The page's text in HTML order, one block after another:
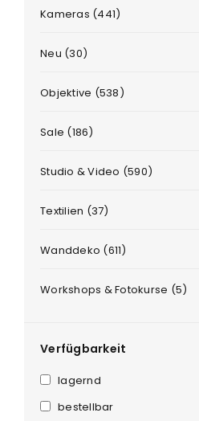
Kameras (441)
Neu (30)
Objektive (538)
Sale (186)
Studio & Video (590)
Textilien (37)
Wanddeko (611)
Workshops & Fotokurse (5)
Verfügbarkeit
lagernd
bestellbar